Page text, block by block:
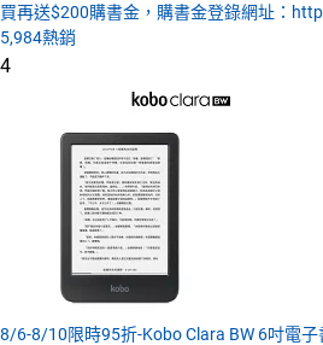
買再送$200購書金，購書金登錄網址：
5,984熱銷
4
8/6-8/10限時95折-Kobo Clara BW 6吋電